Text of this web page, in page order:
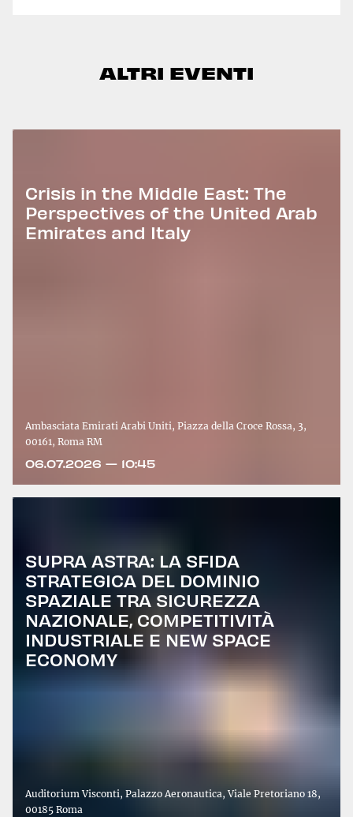
ALTRI EVENTI
Crisis in the Middle East: The
Perspectives of the United Arab
Emirates and Italy
Ambasciata Emirati Arabi Uniti, Piazza della Croce Rossa, 3,
00161, Roma RM
06.07.2026 — 10:45
SUPRA ASTRA: LA SFIDA
STRATEGICA DEL DOMINIO
SPAZIALE TRA SICUREZZA
NAZIONALE, COMPETITIVITÀ
INDUSTRIALE E NEW SPACE
ECONOMY
Auditorium Visconti, Palazzo Aeronautica, Viale Pretoriano 18,
00185 Roma